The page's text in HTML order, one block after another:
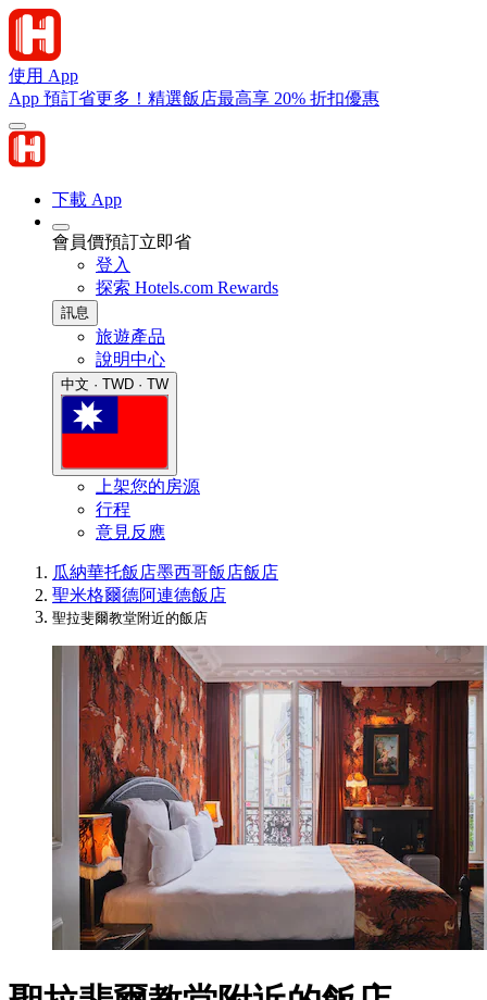
使用 App
App 預訂省更多！精選飯店最高享 20% 折扣優惠
下載 App
會員價預訂立即省
登入
探索 Hotels.com Rewards
訊息
旅遊產品
說明中心
中文 · TWD · TW
上架您的房源
行程
意見反應
瓜納華托飯店墨西哥飯店飯店
聖米格爾德阿連德飯店
聖拉斐爾教堂附近的飯店